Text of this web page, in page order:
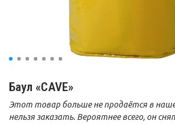
Баул «CAVE»
Этот товар больше не продаётся в
нельзя заказать. Вероятнее всего, он